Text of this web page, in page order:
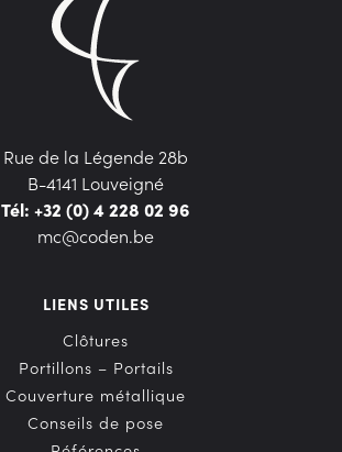
Rue de la Légende 28b
B-4141 Louveigné
Tél: +32 (0) 4 228 02 96
mc@coden.be
LIENS UTILES
Clôtures
Portillons – Portails
Couverture métallique
Conseils de pose